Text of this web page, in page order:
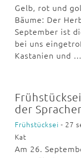
Gelb, rot und
Bäume: Der
September ist
bei uns
Kastanien und
der
Frühstücksei - 27
Kat
Am 26.